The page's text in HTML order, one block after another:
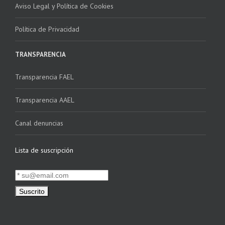
Aviso Legal y Política de Cookies
Política de Privacidad
TRANSPARENCIA
Transparencia FAEL
Transparencia AAEL
Canal denuncias
Lista de suscripción